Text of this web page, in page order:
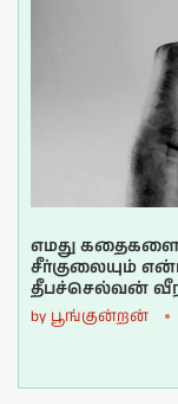
எமது
சீர்குலையும்
தீபச்செல்வன்
by பூங்குன்றன்